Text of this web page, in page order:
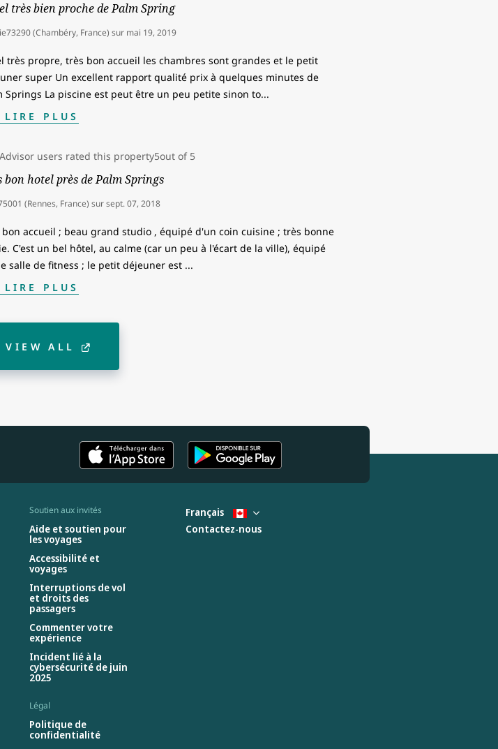
très bien proche de Palm Spring
(Chambéry, France) sur mai 19, 2019
très propre, très bon accueil les chambres sont grandes et le petit
super Un excellent rapport qualité prix à quelques minutes de
Springs La piscine est peut être un peu petite sinon to...
LIRE PLUS
bon hotel près de Palm Springs
(Rennes, France) sursept. 07, 2018
bon accueil ; beau grand studio , équipé d'un coin cuisine ; très bonne
C'est un bel hôtel, au calme (car un peu à l'écart de la ville), équipé
salle de fitness ; le petit déjeuner est ...
LIRE PLUS
VIEW ALL
Soutien aux invités
Aide et soutien pour
les voyages
Accessibilité et
voyages
Interruptions de vol
et droits des
passagers
Commenter votre
expérience
Incident lié à la
cybersécurité de juin
2025
Légal
Politique de
confidentialité
Français
Contactez-nous